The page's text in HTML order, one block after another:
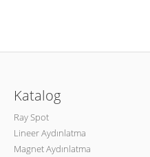
Katalog
Ray Spot
Lineer Aydınlatma
Magnet Aydınlatma